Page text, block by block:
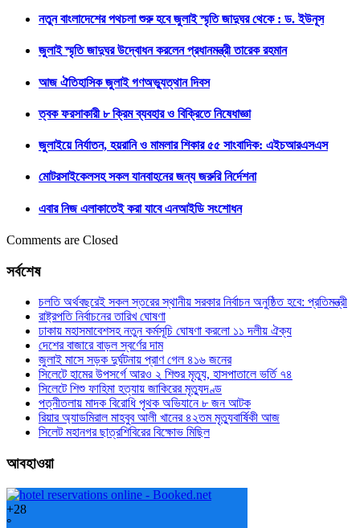
নতুন বাংলাদেশের পথচলা শুরু হবে জুলাই স্মৃতি জাদুঘর থেকে : ড. ইউনূস
জুলাই স্মৃতি জাদুঘর উদ্বোধন করলেন প্রধানমন্ত্রী তারেক রহমান
আজ ঐতিহাসিক জুলাই গণঅভ্যুত্থান দিবস
ত্বক ফরসাকারী ৮ ক্রিম ব্যবহার ও বিক্রিতে নিষেধাজ্ঞা
জুলাইয়ে নির্যাতন, হয়রানি ও মামলার শিকার ৫৫ সাংবাদিক: এইচআরএসএস
মোটরসাইকেলসহ সকল যানবাহনের জন্য জরুরি নির্দেশনা
এবার নিজ এলাকাতেই করা যাবে এনআইডি সংশোধন
Comments are Closed
সর্বশেষ
চলতি অর্থবছরেই সকল স্তরের স্থানীয় সরকার নির্বাচন অনুষ্ঠিত হবে: প্রতিমন্ত্রী
রাষ্ট্রপতি নির্বাচনের তারিখ ঘোষণা
ঢাকায় মহাসমাবেশসহ নতুন কর্মসূচি ঘোষণা করলো ১১ দলীয় ঐক্য
দেশের বাজারে বাড়ল স্বর্ণের দাম
জুলাই মাসে সড়ক দুর্ঘটনায় প্রাণ গেল ৪১৬ জনের
সিলেটে হামের উপসর্গে আরও ২ শিশুর মৃত্যু, হাসপাতালে ভর্তি ৭৪
সিলেটে শিশু ফাহিমা হত্যায় জাকিরের মৃত্যুদণ্ড
পত্নীতলায় মাদক বিরোধি পৃথক অভিযানে ৮ জন আটক
রিয়ার অ্যাডমিরাল মাহবুব আলী খানের ৪২তম মৃত্যুবার্ষিকী আজ
সিলেট মহানগর ছাত্রশিবিরের বিক্ষোভ মিছিল
আবহাওয়া
+28
°